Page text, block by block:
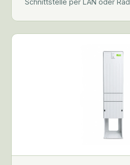
Schnittstelle per LAN oder